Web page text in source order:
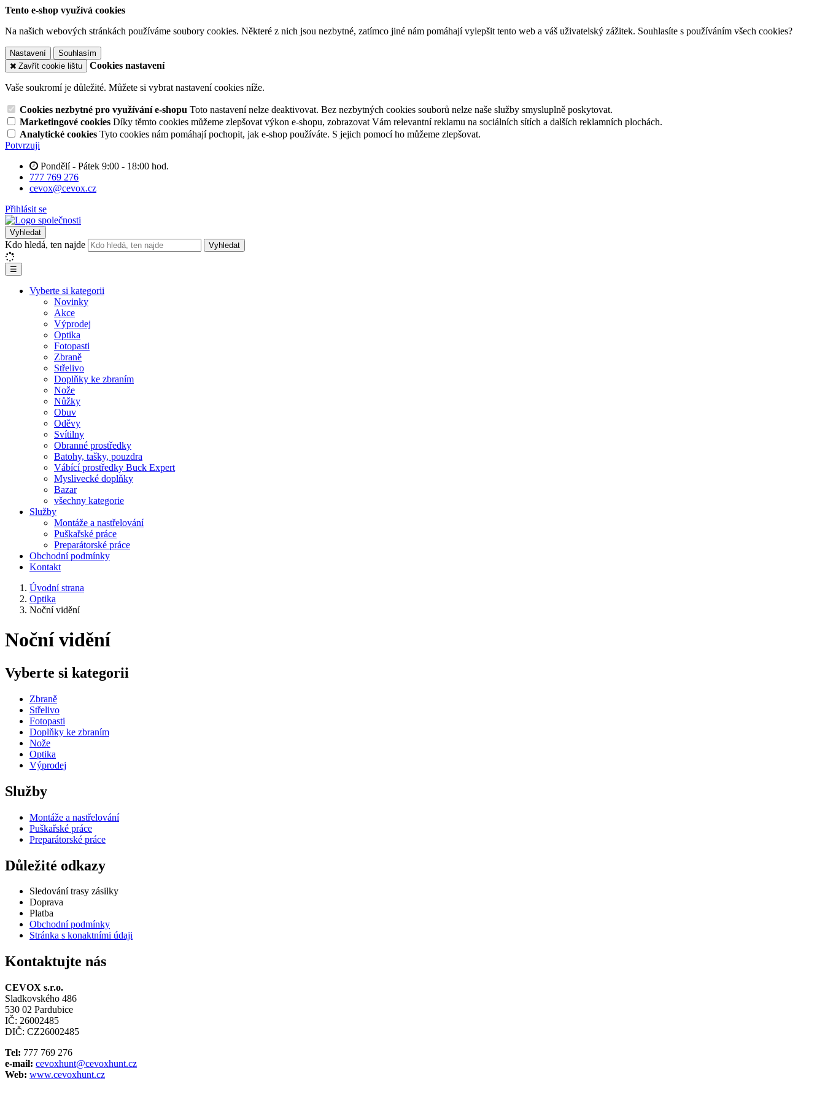
Tento e-shop využívá cookies
Na našich webových stránkách používáme soubory cookies. Některé z nich jsou nezbytné, zatímco jiné nám pomáhají vylepšit tento web a váš uživatelský zážitek. Souhlasíte s používáním všech cookies?
Nastavení
Souhlasím
Zavřít cookie lištu
Cookies nastavení
Vaše soukromí je důležité. Můžete si vybrat nastavení cookies níže.
Cookies nezbytné pro využívání e-shopu Toto nastavení nelze deaktivovat. Bez nezbytných cookies souborů nelze naše služby smysluplně poskytovat.
Marketingové cookies Díky těmto cookies můžeme zlepšovat výkon e-shopu, zobrazovat Vám relevantní reklamu na sociálních sítích a dalších reklamních plochách.
Analytické cookies Tyto cookies nám pomáhají pochopit, jak e-shop používáte. S jejich pomocí ho můžeme zlepšovat.
Potvrzuji
Pondělí - Pátek 9:00 - 18:00 hod.
777 769 276
cevox@cevox.cz
Přihlásit se
Vyhledat
Kdo hledá, ten najde Vyhledat
☰
Vyberte si kategorii
Novinky
Akce
Výprodej
Optika
Fotopasti
Zbraně
Střelivo
Doplňky ke zbraním
Nože
Nůžky
Obuv
Oděvy
Svítilny
Obranné prostředky
Batohy, tašky, pouzdra
Vábící prostředky Buck Expert
Myslivecké doplňky
Bazar
všechny kategorie
Služby
Montáže a nastřelování
Puškařské práce
Preparátorské práce
Obchodní podmínky
Kontakt
Úvodní strana
Optika
Noční vidění
Noční vidění
Vyberte si kategorii
Zbraně
Střelivo
Fotopasti
Doplňky ke zbraním
Nože
Optika
Výprodej
Služby
Montáže a nastřelování
Puškařské práce
Preparátorské práce
Důležité odkazy
Sledování trasy zásilky
Doprava
Platba
Obchodní podmínky
Stránka s konaktními údaji
Kontaktujte nás
CEVOX s.r.o.
Sladkovského 486
530 02 Pardubice
IČ: 26002485
DIČ: CZ26002485
Tel: 777 769 276
e-mail: cevoxhunt@cevoxhunt.cz
Web: www.cevoxhunt.cz